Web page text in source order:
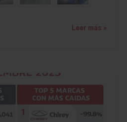
Leer más »